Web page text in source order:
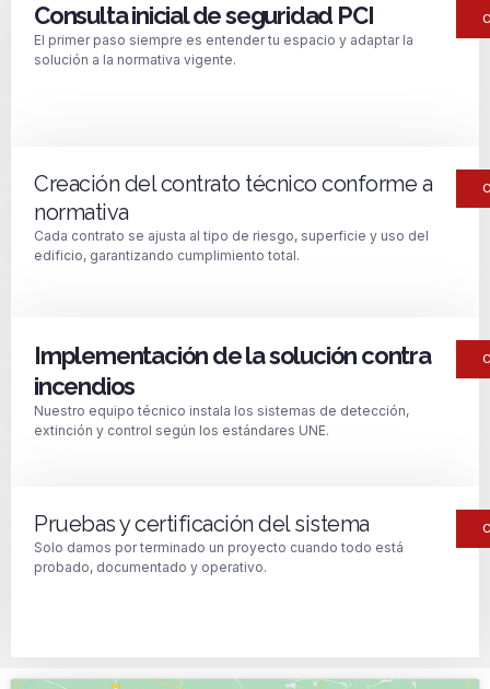
Consulta inicial de seguridad PCI
El primer paso siempre es entender tu espacio y adaptar la
solución a la normativa vigente.
Creación del contrato técnico conforme a
normativa
Cada contrato se ajusta al tipo de riesgo, superficie y uso del
edificio, garantizando cumplimiento total.
Implementación de la solución contra
incendios
Nuestro equipo técnico instala los sistemas de detección,
extinción y control según los estándares UNE.
Pruebas y certificación del sistema
Solo damos por terminado un proyecto cuando todo está
probado, documentado y operativo.